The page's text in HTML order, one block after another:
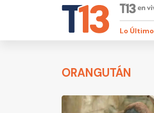
Lo Último
ORANGUTÁN